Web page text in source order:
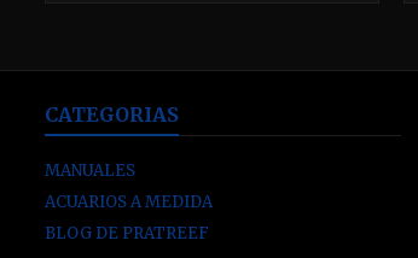
CATEGORIAS
MANUALES
ACUARIOS A MEDIDA
BLOG DE PRATREEF